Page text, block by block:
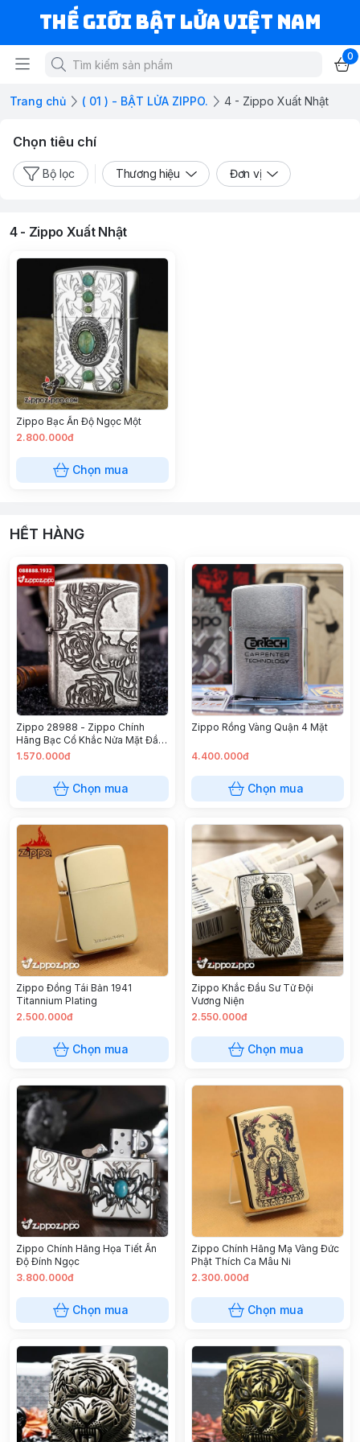
Thế Giới Bật Lửa Việt Nam
0
Trang chủ ( 01 ) - BẬT LỬA ZIPPO. 4 - Zippo Xuất Nhật
Chọn tiêu chí
Bộ lọc Thương hiệu Đơn vị
4 - Zippo Xuất Nhật
Zippo Bạc Ấn Độ Ngọc Một
2.800.000đ
Chọn mua
HẾT HÀNG
Zippo 28988 - Zippo Chính
Hãng Bạc Cổ Khắc Nửa Mặt Đầu
Lâu Vỏ Dày
1.570.000đ
Chọn mua
Zippo Rồng Vàng Quận 4 Mặt
4.400.000đ
Chọn mua
Zippo Đồng Tái Bản 1941
Titannium Plating
2.500.000đ
Chọn mua
Zippo Khắc Đầu Sư Tử Đội
Vương Niện
2.550.000đ
Chọn mua
Zippo Chính Hãng Họa Tiết Ấn
Độ Đính Ngọc
3.800.000đ
Chọn mua
Zippo Chính Hãng Mạ Vàng Đức
Phật Thích Ca Mâu Ni
2.300.000đ
Chọn mua